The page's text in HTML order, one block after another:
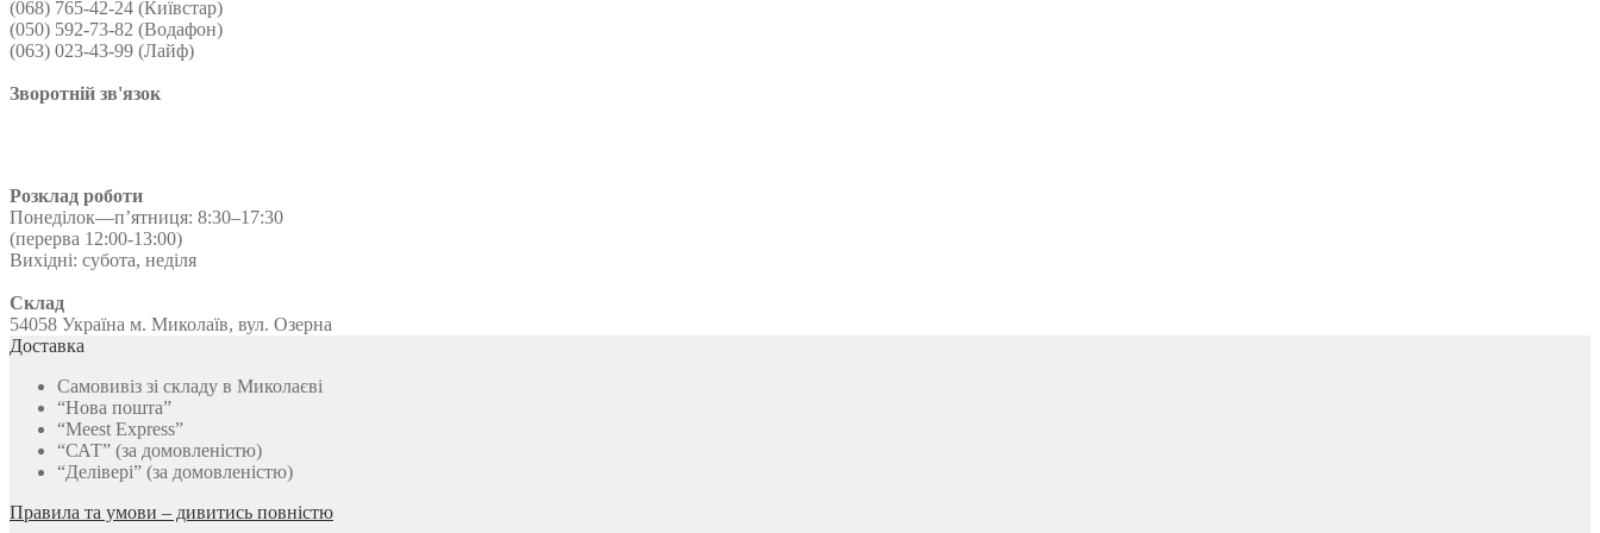
до
1500,00 ₴
(068) 765-42-24 (Київстар)
(050) 592-73-82 (Водафон)
(063) 023-43-99 (Лайф)
Зворотній зв'язок
Розклад роботи
Понеділок—п’ятниця: 8:30–17:30
(перерва 12:00-13:00)
Вихідні: субота, неділя
Склад
54058 Україна м. Миколаїв, вул. Озерна
Доставка
Самовивіз зі складу в Миколаєві
“Нова пошта”
“Meest Express”
“САТ” (за домовленістю)
“Делівері” (за домовленістю)
Правила та умови – дивитись повністю